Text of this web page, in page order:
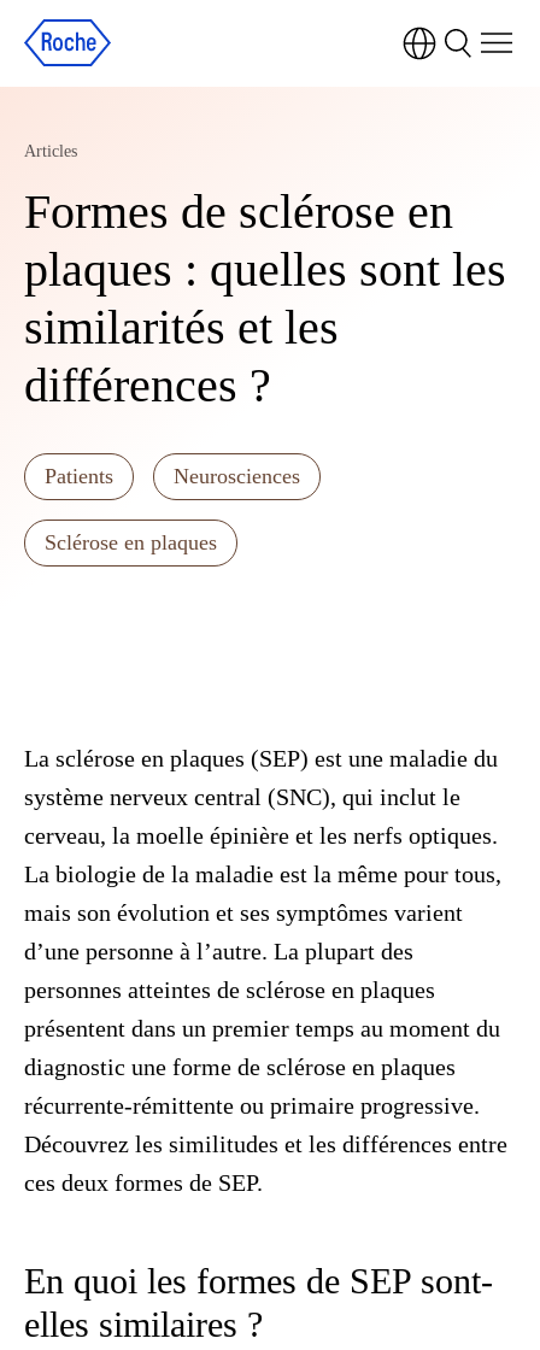
Articles
Formes de sclérose en
plaques : quelles sont les
similarités et les
différences ?
Patients Neurosciences
Sclérose en plaques
La sclérose en plaques (SEP) est une maladie du
système nerveux central (SNC), qui inclut le
cerveau, la moelle épinière et les nerfs optiques.
La biologie de la maladie est la même pour tous,
mais son évolution et ses symptômes varient
d’une personne à l’autre. La plupart des
personnes atteintes de sclérose en plaques
présentent dans un premier temps au moment du
diagnostic une forme de sclérose en plaques
récurrente-rémittente ou primaire progressive.
Découvrez les similitudes et les différences entre
ces deux formes de SEP.
En quoi les formes de SEP sont-
elles similaires ?